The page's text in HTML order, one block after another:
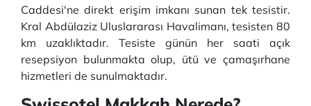
Caddesi'ne direkt erişim imkanı sunan tek tesistir.
Kral Abdülaziz Uluslararası Havalimanı, tesisten 80
km uzaklıktadır. Tesiste günün her saati açık
resepsiyon bulunmakta olup, ütü ve çamaşırhane
hizmetleri de sunulmaktadır.